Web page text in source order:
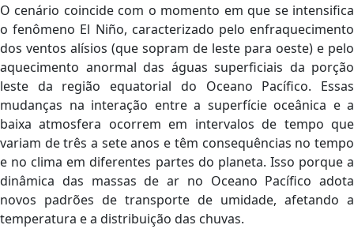
O cenário coincide com o momento em que se intensifica
o fenômeno El Niño, caracterizado pelo enfraquecimento
dos ventos alísios (que sopram de leste para oeste) e pelo
aquecimento anormal das águas superficiais da porção
leste da região equatorial do Oceano Pacífico. Essas
mudanças na interação entre a superfície oceânica e a
baixa atmosfera ocorrem em intervalos de tempo que
variam de três a sete anos e têm consequências no tempo
e no clima em diferentes partes do planeta. Isso porque a
dinâmica das massas de ar no Oceano Pacífico adota
novos padrões de transporte de umidade, afetando a
temperatura e a distribuição das chuvas.